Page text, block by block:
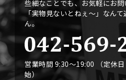
些細なことでも、お気軽にお問
「実物見ないとねぇ〜」なん
ん。
営業時間 9:30〜19:00 （定休
始）